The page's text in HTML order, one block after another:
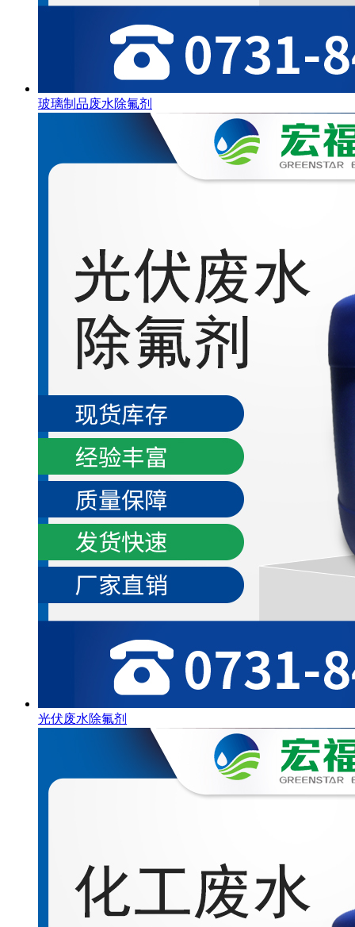
玻璃制品废水除氟剂
光伏废水除氟剂